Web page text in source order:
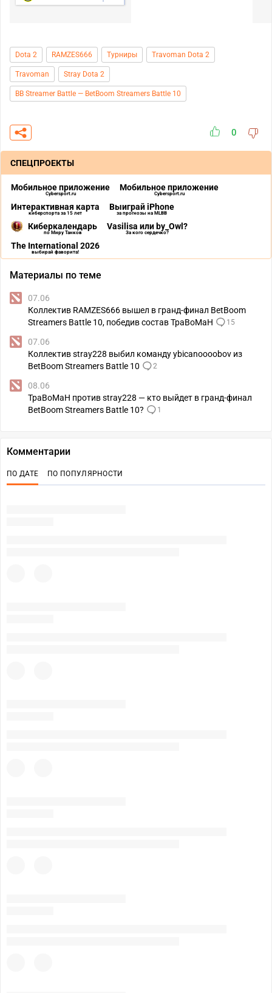
Dota 2 RAMZES666 Турниры Travoman Dota 2
Travoman Stray Dota 2
BB Streamer Battle — BetBoom Streamers Battle 10
0
СПЕЦПРОЕКТЫ
Мобильное приложение
Cybersport.ru
Мобильное приложение
Cybersport.ru
Интерактивная карта
киберспорта за 15 лет
Выиграй iPhone
за прогнозы на MLBB
Киберкалендарь
по Миру Танков
Vasilisa или by_Owl?
За кого сердечко?
The International 2026
выбирай фаворита!
Материалы по теме
07.06
Коллектив RAMZES666 вышел в гранд-финал BetBoom
Streamers Battle 10, победив состав TpaBoMaH
15
07.06
Коллектив stray228 выбил команду ybicanoooobov из
BetBoom Streamers Battle 10
2
08.06
TpaBoMaH против stray228 — кто выйдет в гранд-финал
BetBoom Streamers Battle 10?
1
Комментарии
ПО ДАТЕ ПО ПОПУЛЯРНОСТИ